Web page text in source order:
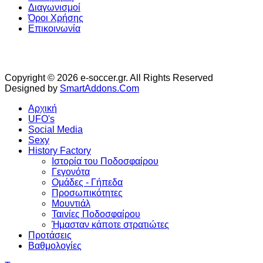
Διαγωνισμοί
Όροι Χρήσης
Επικοινωνία
Copyright © 2026 e-soccer.gr. All Rights Reserved
Designed by SmartAddons.Com
Αρχική
UFO's
Social Media
Sexy
History Factory
Ιστορία του Ποδοσφαίρου
Γεγονότα
Ομάδες - Γήπεδα
Προσωπικότητες
Μουντιάλ
Ταινίες Ποδοσφαίρου
Ήμασταν κάποτε στρατιώτες
Προτάσεις
Βαθμολογίες